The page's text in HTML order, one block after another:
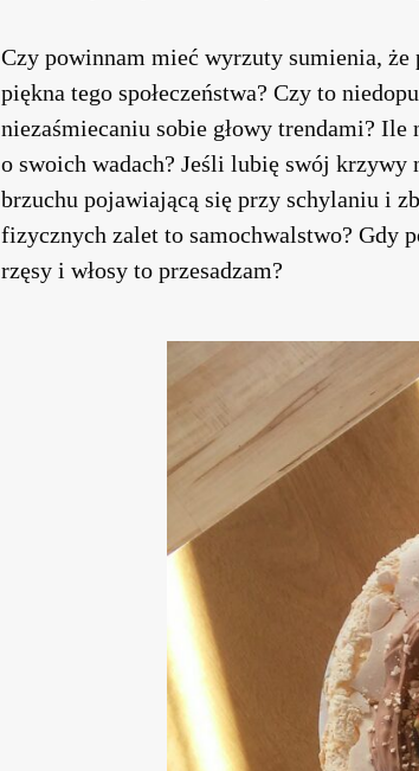
Czy powinnam mieć wyrzuty sumienia, że
piękna tego społeczeństwa? Czy to
niezaśmiecaniu sobie głowy trendami?
o swoich wadach? Jeśli lubię swój krzywy
brzuchu pojawiającą się przy schylaniu i
fizycznych zalet to samochwalstwo? Gdy
rzęsy i włosy to przesadzam?